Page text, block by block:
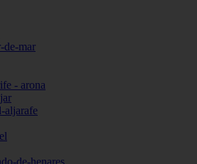
de-mar
- arona
aljarafe
de-henares